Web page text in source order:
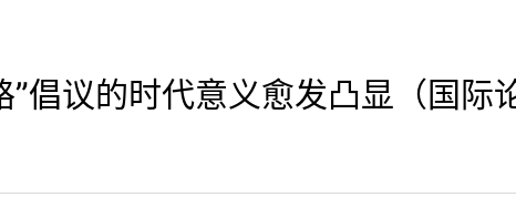
”倡议的时代意义愈发凸显（国际